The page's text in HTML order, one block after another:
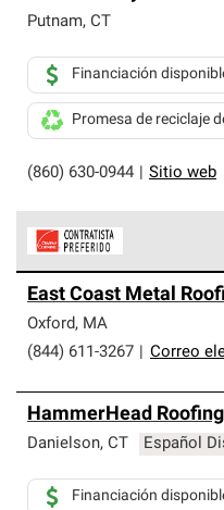
Putnam, CT
(860) 630-0944 Sitio web
Financiación
Promesa de reciclaje
parte de una red
que cumplen con altos
de profesionalismo y
East Coast Metal
Oxford, MA
(844) 611-3267
Correo
HammerHead
Danielson, CT Español
Financiación